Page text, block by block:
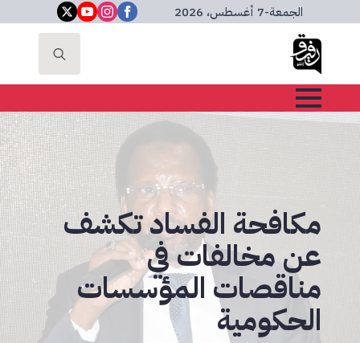
الجمعة-7 أغسطس، 2026
Search
مكافحة الفساد ‎تكشف
عن مخالفات في
مناقصات المؤسسات
الحكومية